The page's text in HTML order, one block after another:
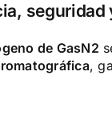
de GasN2
,